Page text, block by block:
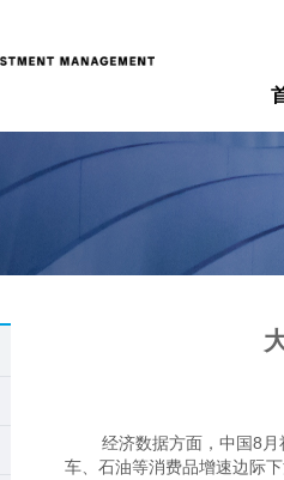
经济数据方面，中国8
车、石油等消费品增速边际